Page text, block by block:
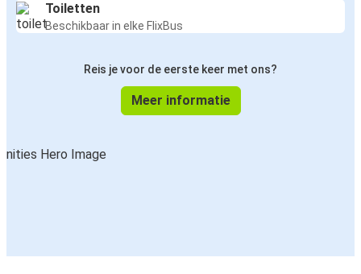
Toiletten
Beschikbaar in elke FlixBus
Reis je voor de eerste keer met ons?
Meer informatie